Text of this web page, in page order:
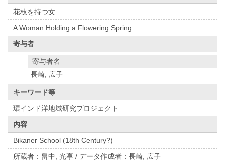
花枝を持つ女
A Woman Holding a Flowering Spring
寄与者
寄与者名
長崎, 広子
キーワード等
環インド洋地域研究プロジェクト
内容
Bikaner School (18th Century?)
所蔵者：畠中, 光享 / データ作成者：長崎, 広子